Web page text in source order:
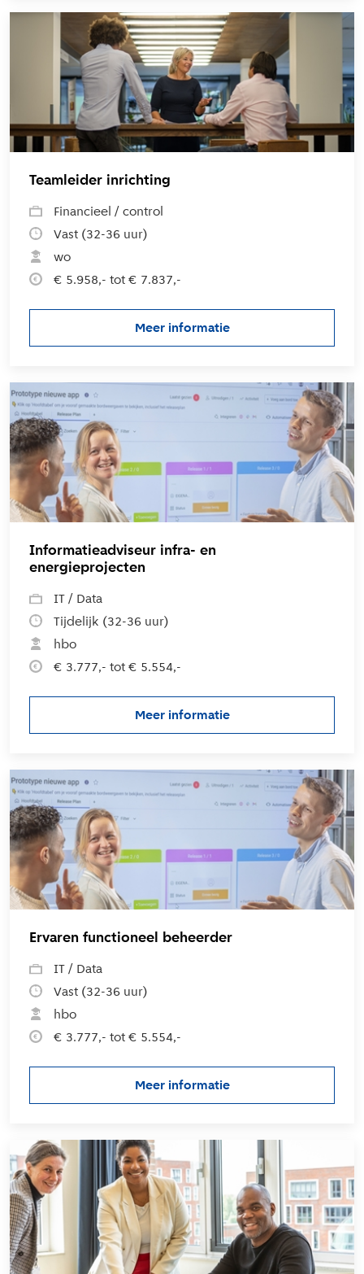
Teamleider inrichting
Financieel / control
Vast (32-36 uur)
wo
€ 5.958,- tot € 7.837,-
Meer informatie
over de vacature Teamleider
Informatieadviseur infra- en
energieprojecten
IT / Data
Tijdelijk (32-36 uur)
hbo
€ 3.777,- tot € 5.554,-
Meer informatie
over de vacature
Ervaren functioneel beheerder
IT / Data
Vast (32-36 uur)
hbo
€ 3.777,- tot € 5.554,-
Meer informatie
over de vacature Ervaren